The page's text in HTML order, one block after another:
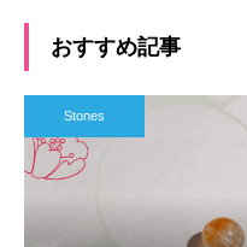
おすすめ記事
Stones